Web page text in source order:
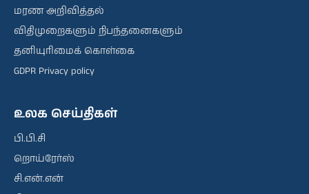
மரண அறிவித்தல்
விதிமுறைகளும் நிபந்தனைகளும்
தனியுரிமைக் கொள்கை
GDPR Privacy policy
உலக செய்திகள்
பி.பி.சி
றொய்ரேர்ஸ்
சி.என்.என்